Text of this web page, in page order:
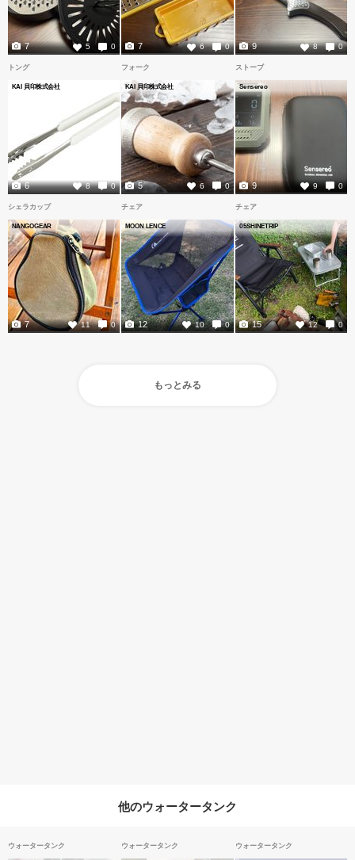
5 0
7 6 0
7 8 0
9
トング
KAI 貝印株式会社
8 0
6
フォーク
KAI 貝印株式会社
6 0
5
ストーブ
Sensereo
9 0
9
シェラカップ
NANGOGEAR
11 0
7
チェア
MOON LENCE
10 0
12
チェア
05SHINETRIP
12 0
15
もっとみる
他のウォータータンク
ウォータータンク ウォータータンク ウォータータンク